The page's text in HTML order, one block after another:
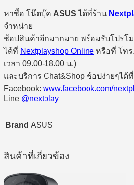
หาซื้อ โน๊ตบุ๊ค ASUS ได้ที่ร้าน
จำหน่าย
ช้อปสินค้าอีกมากมาย พร้อมรับโปรโ
ได้ที่ Nextplayshop Online หรือที่ โทร
เวลา 09.00-18.00 น.)
และบริการ Chat&Shop ช้อปง่ายๆได้ที่
Facebook: www.facebook.com/
Line @nextplay
Brand ASUS
สินค้าที่เกี่ยวข้อง